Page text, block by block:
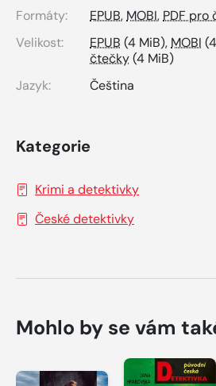
Formáty: EPUB,MOBI,PDF pro
Velikost:
EPUB (4 MiB),MOBI
čtečky(4 MiB)
Jazyk:
Čeština
Kategorie
Krimi a detektivky
České detektivky
Mohlo by se vám